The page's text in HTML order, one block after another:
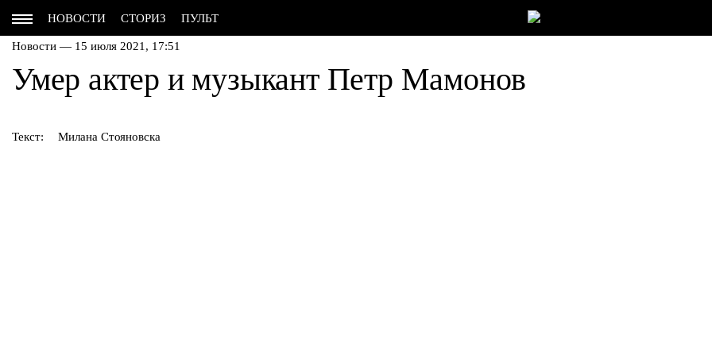
НОВОСТИ СТОРИЗ ПУЛЬТ
Новости — 15 июля 2021, 17:51
Умер актер и музыкант Петр Мамонов
Текст: Милана Стояновска